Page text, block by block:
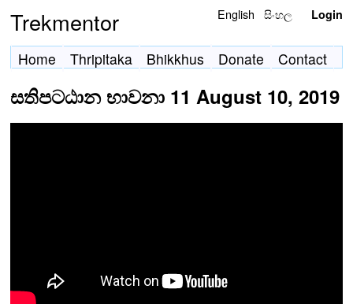
Trekmentor English සිංහල Login
Home Thripitaka Bhikkhus Donate Contact
සතිපටඨාන භාවනා 11 August 10, 2019